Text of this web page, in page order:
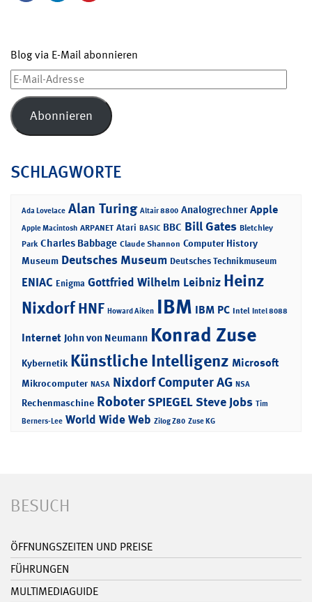
Blog via E-Mail abonnieren
E-
Mail-
Adresse
Abonnieren
SCHLAGWORTE
Ada Lovelace Alan Turing Altair 8800 Analogrechner Apple
Apple Macintosh ARPANET Atari BASIC BBC Bill Gates Bletchley
Park Charles Babbage Claude Shannon Computer History
Museum Deutsches Museum Deutsches Technikmuseum
ENIAC Enigma Gottfried Wilhelm Leibniz Heinz
NixdorfHNF Howard Aiken IBM IBM PC Intel Intel 8088
Internet John von Neumann Konrad Zuse
Kybernetik Künstliche Intelligenz Microsoft
Mikrocomputer NASA Nixdorf Computer AG NSA
Rechenmaschine RoboterSPIEGELSteve Jobs Tim
Berners-Lee World Wide Web Zilog Z80 Zuse KG
BESUCH
ÖFFNUNGSZEITEN UND PREISE
FÜHRUNGEN
MULTIMEDIAGUIDE